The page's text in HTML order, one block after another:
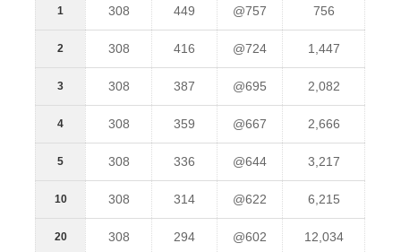
1 308 449 @757 756
2 308 416 @724 1,447
3 308 387 @695 2,082
4 308 359 @667 2,666
5 308 336 @644 3,217
10 308 314 @622 6,215
20 308 294 @602 12,034